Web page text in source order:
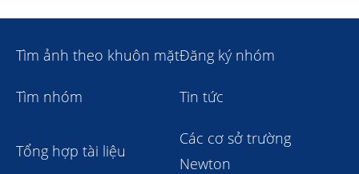
Tìm ảnh theo khuôn mặtĐăng ký nhóm
Tìm nhóm Tin tức
Tổng hợp tài liệu
Các cơ sở trường
Newton